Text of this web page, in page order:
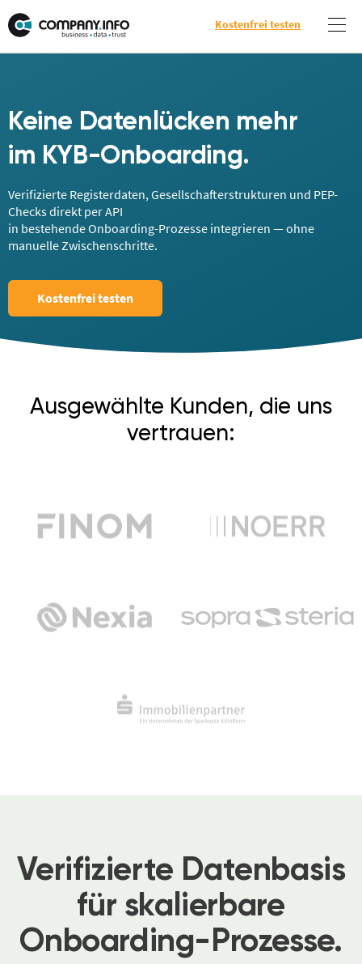
Kostenfrei testen
Keine Datenlücken mehr
im KYB-Onboarding.
Verifizierte Registerdaten, Gesellschafterstrukturen und PEP-
Checks direkt per API
in bestehende Onboarding-Prozesse integrieren — ohne
manuelle Zwischenschritte.
Kostenfrei testen
Ausgewählte Kunden, die uns
vertrauen:
Verifizierte Datenbasis
für skalierbare
Onboarding-Prozesse.